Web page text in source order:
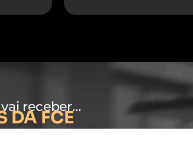
receber...
DA FCE